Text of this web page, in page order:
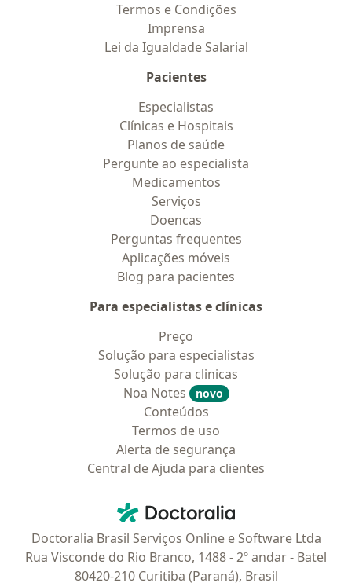
Termos e Condições
Imprensa
Lei da Igualdade Salarial
Pacientes
Especialistas
Clínicas e Hospitais
Planos de saúde
Pergunte ao especialista
Medicamentos
Serviços
Doencas
Perguntas frequentes
Aplicações móveis
Blog para pacientes
Para especialistas e clínicas
Preço
Solução para especialistas
Solução para clinicas
Noa Notes
novo
Conteúdos
Termos de uso
Alerta de segurança
Central de Ajuda para clientes
Doctoralia - Homepage
Doctoralia Brasil Serviços Online e Software Ltda
Rua Visconde do Rio Branco, 1488 - 2º andar - Batel
80420-210 Curitiba (Paraná), Brasil